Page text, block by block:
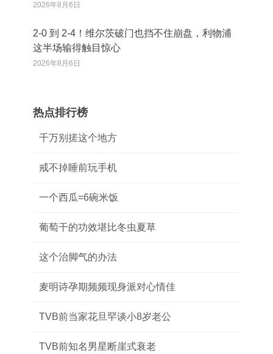
2026年8月6日
2‑0 到 2‑4！维尔茨破门也挡不住崩盘，利物浦
这半场输得触目惊心
2026年8月6日
热点排行榜
千万别搓这个地方
戒不掉睡前玩手机
一个西瓜=6碗米饭
葡萄干的功效堪比冬虫夏草
这个治脚气的办法
麦明诗孕期频频现身派对心情佳
TVB前当家花旦罕谈小8岁老公
TVB前知名男星断崖式衰老